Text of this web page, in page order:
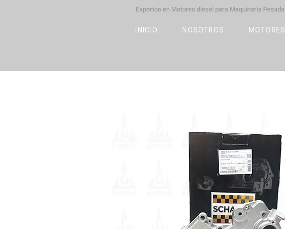
Expertos en Motores díesel para Maquinaria Pesada
INICIO NOSOTROS MOTORES